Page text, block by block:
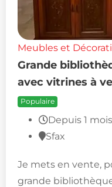
Meubles et
Grande
avec vitrines à
Populaire
Depuis 1 mois
Sfax
Je mets en vente,
grande